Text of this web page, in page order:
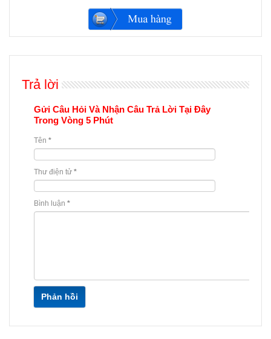
Trả lời
Gửi Câu Hỏi Và Nhận Câu Trả Lời Tại Đây
Trong Vòng 5 Phút
Tên *
Thư điện tử *
Bình luận *
Phản hồi